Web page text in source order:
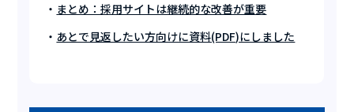
まとめ：採用サイトは継続的な改善が重要
あとで見返したい方向けに資料(PDF)にしました